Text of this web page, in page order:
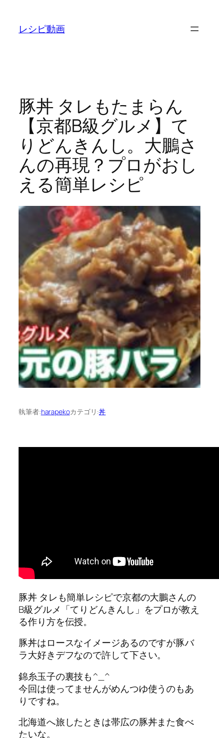
レシピ動画
豚丼 タレもたまらん
【京都B級グルメ】て
りどんきんし。大鵬さ
んの再現？プロがおし
える簡単レシピ
執筆者:harapekoカテゴリ:丼
豚丼 タレも簡単レシピで京都の大鵬さんの
B級グルメ「てりどんきんし」をプロが教え
る作り方を伝授。
豚丼はロースなイメージあるのですが豚バ
ラ大好きデフなので許して下さい。
錦糸玉子の裏技も^_^
今回は使ってませんがめんつゆ使うのもあ
りですね。
北海道へ旅したときは帯広の豚丼また食べ
たいな。